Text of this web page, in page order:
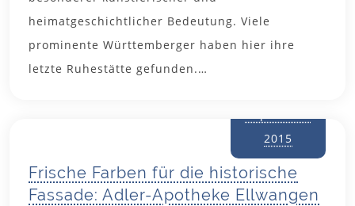
heimatgeschichtlicher Bedeutung. Viele
prominente Württemberger haben hier ihre
letzte Ruhestätte gefunden.…
Frische Farben für die historische
Fassade: Adler-Apotheke Ellwangen
2015